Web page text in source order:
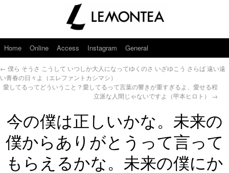
Home Online Access Instagram General
← 僕ら そうさ こうして いつしか大人になってゆくのさ いざゆこう さらば 遠い遠
い青春の日々よ（エレファントカシマシ）
愛してるってどういうこと？愛してるって言葉の響きが重すぎるよ、愛せる程
立派な人間じゃないですよ（甲本ヒロト） →
今の僕は正しいかな。未来の
僕からありがとうって言って
もらえるかな。未来の僕にか